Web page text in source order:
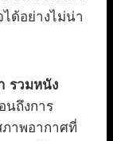
ได้อย่างไม่น่า
รวมหนัง
นถึงการ
าพอากาศที่